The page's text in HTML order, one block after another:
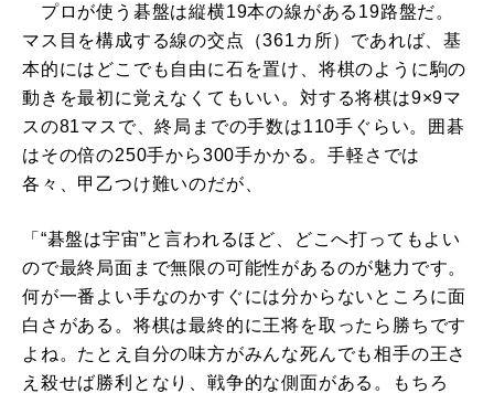
プロが使う碁盤は縦横19本の線がある19路盤だ。
マス目を構成する線の交点（361カ所）であれば、基
本的にはどこでも自由に石を置け、将棋のように駒の
動きを最初に覚えなくてもいい。対する将棋は9×9マ
スの81マスで、終局までの手数は110手ぐらい。囲碁
はその倍の250手から300手かかる。手軽さでは
各々、甲乙つけ難いのだが、
「“碁盤は宇宙”と言われるほど、どこへ打ってもよい
ので最終局面まで無限の可能性があるのが魅力です。
何が一番よい手なのかすぐには分からないところに面
白さがある。将棋は最終的に王将を取ったら勝ちです
よね。たとえ自分の味方がみんな死んでも相手の王さ
え殺せば勝利となり、戦争的な側面がある。もちろ